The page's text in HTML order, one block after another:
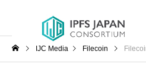
IJC Media Filecoin